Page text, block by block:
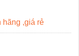
hãng ,giá rẻ